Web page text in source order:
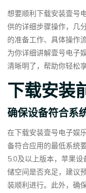
想要顺利下载安装壹号
供的详细步骤操作，几
的准备工作、具体操作
为你详细讲解壹号电子
清晰明了，帮助你轻松
下载安装
确保设备符合系
在下载安装壹号电子娱
备符合应用的最低系统
5.0及以上版本，苹果
储空间是否充足，建议
装顺利进行。此外，确